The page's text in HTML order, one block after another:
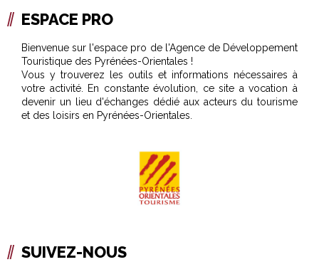
ESPACE PRO
Bienvenue sur l'espace pro de l'Agence de Développement
Touristique des Pyrénées-Orientales !
Vous y trouverez les outils et informations nécessaires à
votre activité. En constante évolution, ce site a vocation à
devenir un lieu d'échanges dédié aux acteurs du tourisme
et des loisirs en Pyrénées-Orientales.
SUIVEZ-NOUS